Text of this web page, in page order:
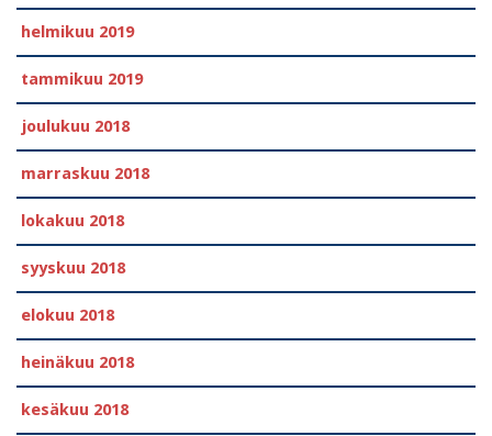
helmikuu 2019
tammikuu 2019
joulukuu 2018
marraskuu 2018
lokakuu 2018
syyskuu 2018
elokuu 2018
heinäkuu 2018
kesäkuu 2018